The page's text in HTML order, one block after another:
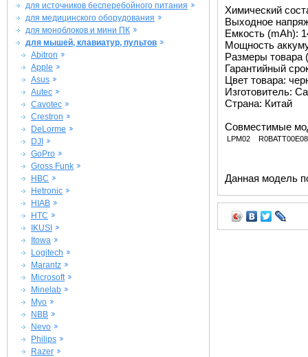
для источников бесперебойного питания
для медицинского оборудования
для моноблоков и мини ПК
для мышей, клавиатур, пультов
Abitron
Apple
Asus
Autec
Cavotec
Crestron
DeLorme
DJI
GoPro
Gross Funk
HBC
Hetronic
HIAB
HTC
IKUSI
Itowa
Logitech
Marantz
Microsoft
Minelab
Myo
NBB
Nevo
Philips
Razer
Химический
Выходное
Емкость (mAh):
Мощность
Размеры товара
Гарантийный
Цвет товара:
Изготовитель:
Страна: Китай
Совместимые
LPM02
Данная модель